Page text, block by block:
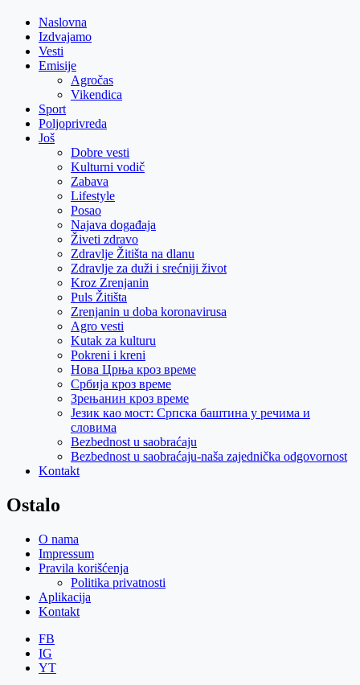
Naslovna
Izdvajamo
Vesti
Emisije
Agročas
Vikendica
Sport
Poljoprivreda
Još
Dobre vesti
Kulturni vodič
Zabava
Lifestyle
Posao
Najava događaja
Živeti zdravo
Zdravlje Žitišta na dlanu
Zdravlje za duži i srećniji život
Kroz Zrenjanin
Puls Žitišta
Zrenjanin u doba koronavirusa
Agro vesti
Kutak za kulturu
Pokreni i kreni
Нова Црња кроз време
Србија кроз време
Зрењанин кроз време
Језик као мост: Српска баштина у речима и
словима
Bezbednost u saobraćaju
Bezbednost u saobraćaju-naša zajednička odgovornost
Kontakt
Ostalo
O nama
Impressum
Pravila korišćenja
Politika privatnosti
Aplikacija
Kontakt
FB
IG
YT